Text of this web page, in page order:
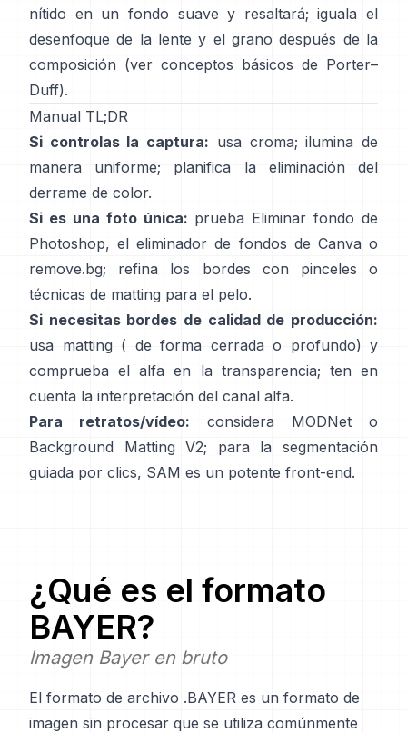
nítido en un fondo suave y resaltará; iguala el
desenfoque de la lente y el grano después de la
composición (ver conceptos básicos de Porter–
Duff).
Manual TL;DR
Si controlas la captura: usa croma; ilumina de
manera uniforme; planifica la
eliminación del
derrame de color.
Si es una foto única: prueba Eliminar fondo de
Photoshop, eleliminador de fondos de Canva o
remove.bg; refina los bordes con pinceles o
técnicas de matting para el pelo.
Si necesitas bordes de calidad de producción:
usa matting ( de forma cerrada o profundo) y
comprueba el alfa en la transparencia; ten en
cuenta la interpretación del canal alfa.
Para retratos/vídeo: considera MODNet o
Background Matting V2; para la segmentación
guiada por clics, SAM es un potente front-end.
¿Qué es el formato
BAYER?
Imagen Bayer en bruto
El formato de archivo .BAYER es un formato de
imagen sin procesar que se utiliza comúnmente